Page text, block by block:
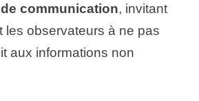
communication, invitant
les observateurs à ne pas
aux informations non